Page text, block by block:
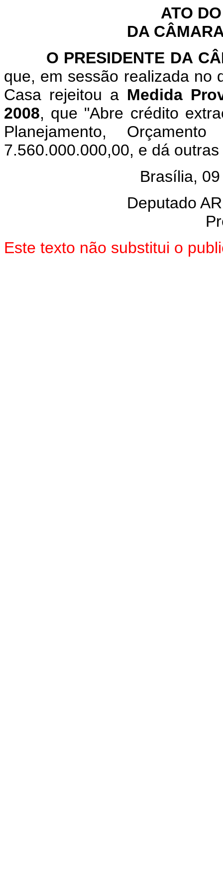
ATO
DA
O PRESIDENTE DA
que, em sessão realizada no
Casa rejeitou a Medida
2008, que "Abre crédito
Planejamento,
7.560.000.000,00, e dá
Brasília,
Deputado
Este texto não substitui o